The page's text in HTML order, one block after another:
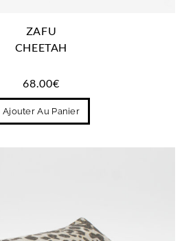
ZAFU
CHEETAH
68.00€
Ajouter Au Panier